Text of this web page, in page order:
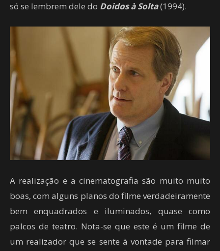
só se lembrem dele do Doidos à Solta(1994).
A realização e a cinematografia são muito muito
boas, com alguns planos do filme verdadeiramente
bem enquadrados e iluminados, quase como
palcos de teatro. Nota-se que este é um filme de
um realizador que se sente à vontade para filmar